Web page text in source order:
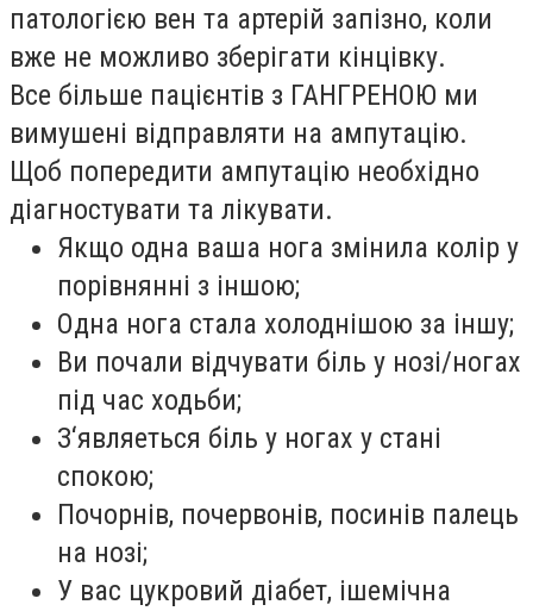
патологією вен та артерій запізно, коли
вже не можливо зберігати кінцівку.
Все більше пацієнтів з ГАНГРЕНОЮ ми
вимушені відправляти на ампутацію.
Щоб попередити ампутацію необхідно
діагностувати та лікувати.
Якщо одна ваша нога змінила колір у
порівнянні з іншою;
Одна нога стала холоднішою за іншу;
Ви почали відчувати біль у нозі/ногах
під час ходьби;
З‘являеться біль у ногах у стані
спокою;
Почорнів, почервонів, посинів палець
на нозі;
У вас цукровий діабет, ішемічна